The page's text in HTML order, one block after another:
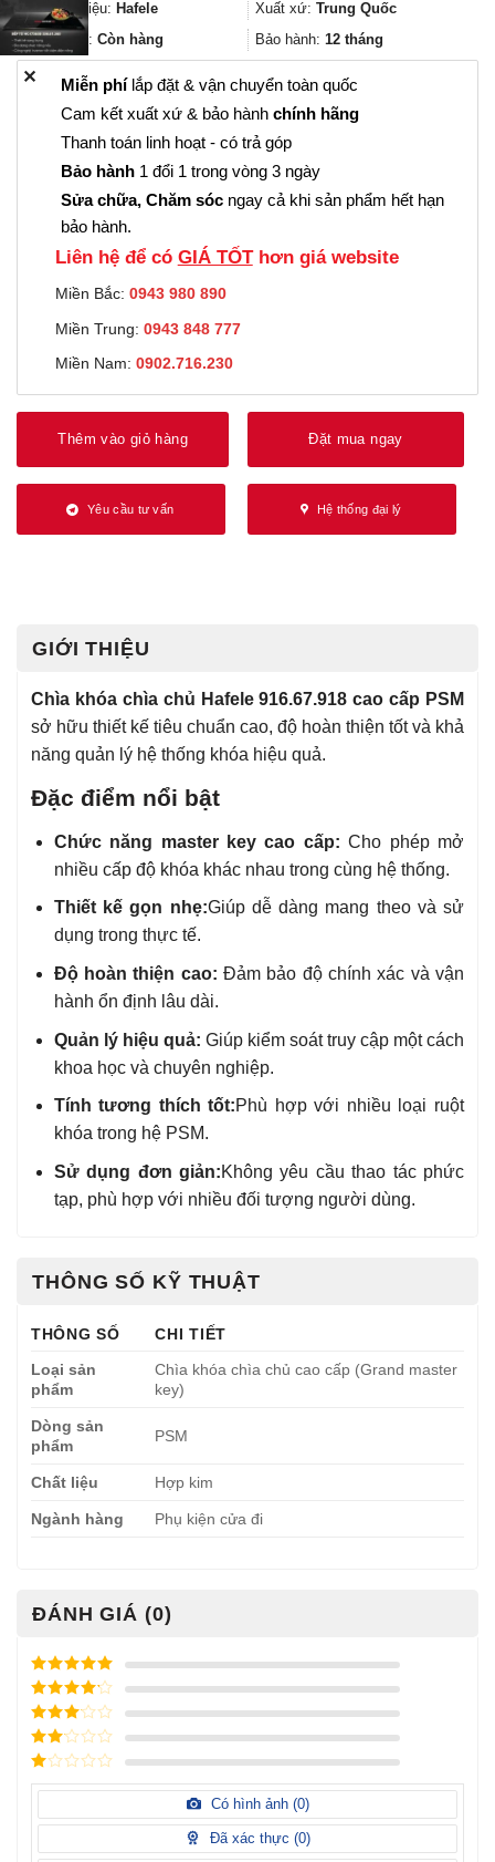
443.000₫.là:
332.000₫.
Thương hiệu: Hafele Xuất xứ: Trung Quốc
Trạng thái: Còn hàng Bảo hành: 12 tháng
Miễn phílắp đặt & vận chuyển toàn quốc
Cam kết xuất xứ & bảo hành chính hãng
Thanh toán linh hoạt - có trả góp
Bảo hành 1 đổi 1 trong vòng 3 ngày
Sửa chữa, Chăm sóc ngay cả khi sản phẩm hết hạn
bảo hành.
Liên hệ để có GIÁ TỐThơn giá website
Miền Bắc: 0943 980 890
Miền Trung: 0943 848 777
Miền Nam: 0902.716.230
Thêm vào giỏ hàng Đặt mua ngay
Yêu cầu tư vấn Hệ thống đại lý
GIỚI THIỆU
Chìa khóa chìa chủ Hafele 916.67.918 cao cấp PSM
sở hữu thiết kế tiêu chuẩn cao, độ hoàn thiện tốt và khả
năng quản lý hệ thống khóa hiệu quả.
Đặc điểm nổi bật
Chức năng master key cao cấp: Cho phép mở
nhiều cấp độ khóa khác nhau trong cùng hệ thống.
Thiết kế gọn nhẹ:Giúp dễ dàng mang theo và sử
dụng trong thực tế.
Độ hoàn thiện cao: Đảm bảo độ chính xác và vận
hành ổn định lâu dài.
Quản lý hiệu quả: Giúp kiểm soát truy cập một cách
khoa học và chuyên nghiệp.
Tính tương thích tốt:Phù hợp với nhiều loại ruột
khóa trong hệ PSM.
Sử dụng đơn giản:Không yêu cầu thao tác phức
tạp, phù hợp với nhiều đối tượng người dùng.
THÔNG SỐ KỸ THUẬT
THÔNG SỐ
CHI TIẾT
Loại sản
phẩm
Chìa khóa chìa chủ cao cấp (Grand master
key)
Dòng sản
phẩm
PSM
Chất liệu Hợp kim
Ngành hàng Phụ kiện cửa đi
ĐÁNH GIÁ (0)
Được xếp
hạng
5
5
sao
Được xếp
hạng
4
5
sao
Được
xếp
hạng3
5 sao
Được
hạng
sao
Được
hạng
Có hình ảnh (0)
Đã xác thực (0)
✕